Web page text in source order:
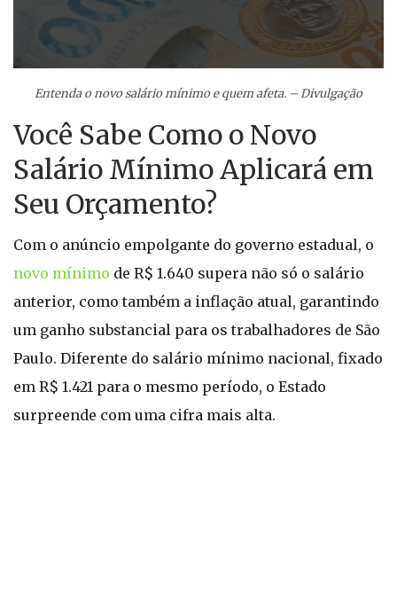
Entenda o novo salário mínimo e quem afeta. – Divulgação
Você Sabe Como o Novo
Salário Mínimo Aplicará em
Seu Orçamento?
Com o anúncio empolgante do governo estadual, o
novo mínimo de R$ 1.640 supera não só o salário
anterior, como também a inflação atual, garantindo
um ganho substancial para os trabalhadores de São
Paulo. Diferente do salário mínimo nacional, fixado
em R$ 1.421 para o mesmo período, o Estado
surpreende com uma cifra mais alta.